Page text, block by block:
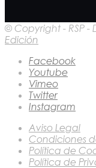
© Copyright - RSP -
Edición
Facebook
Youtube
Vimeo
Twitter
Instagram
Aviso Legal
Condiciones
Política de
Política de